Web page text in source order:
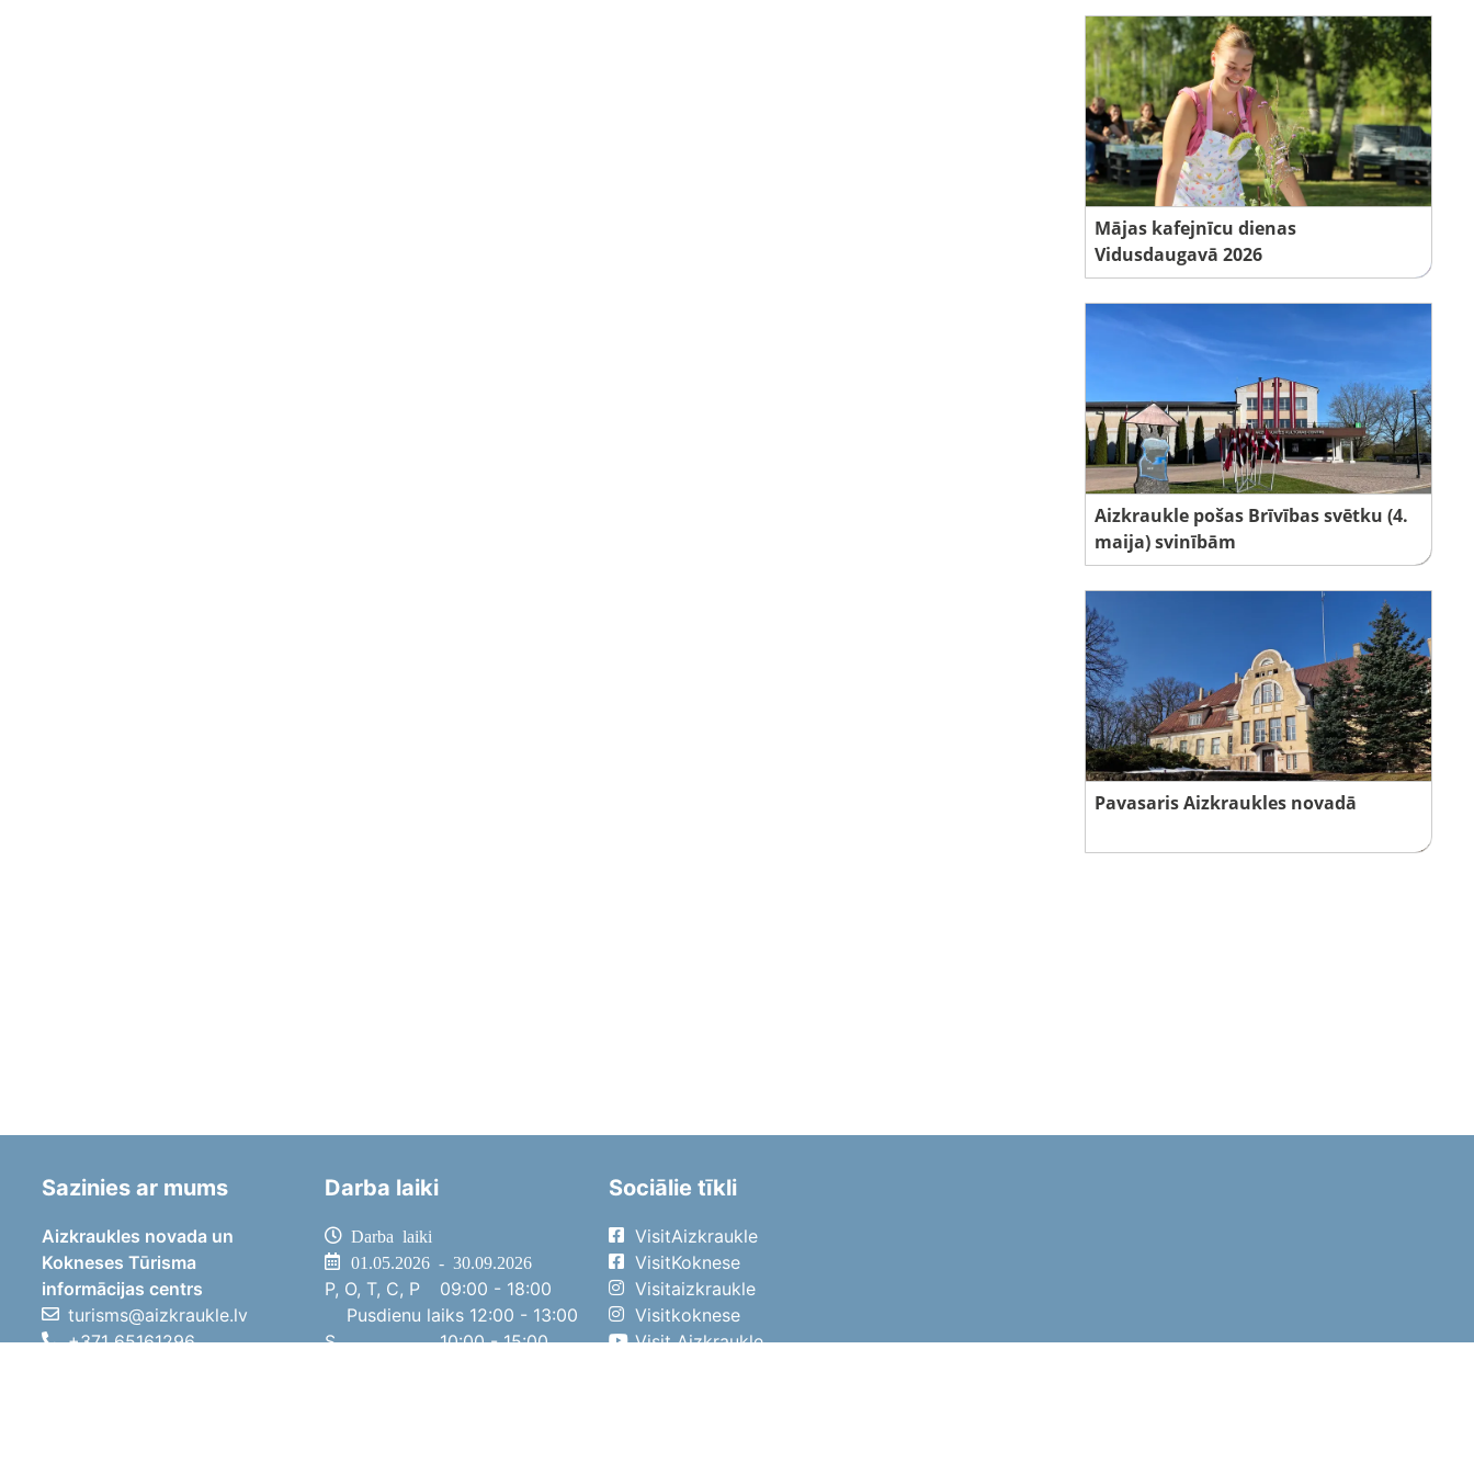
Mājas kafejnīcu dienas
Vidusdaugavā 2026
Aizkraukle pošas Brīvības svētku (4.
maija) svinībām
Pavasaris Aizkraukles novadā
Sazinies ar mums
Aizkraukles novada un
Kokneses Tūrisma
informācijas centrs
turisms@aizkraukle.lv
+371 65161296
Darba laiki
Darba laiki
01.05.2026 - 30.09.2026
P, O, T, C, P
09:00 - 18:00
Pusdienu laiks 12:00 - 13:00
S
10:00 - 15:00
Sociālie tīkli
VisitAizkraukle
VisitKoknese
Visitaizkraukle
Visitkoknese
Visit Aizkraukle